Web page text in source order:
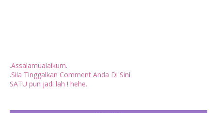
.Assalamualaikum.
.Sila Tinggalkan Comment Anda Di Sini.
SATU pun jadi lah ! hehe.